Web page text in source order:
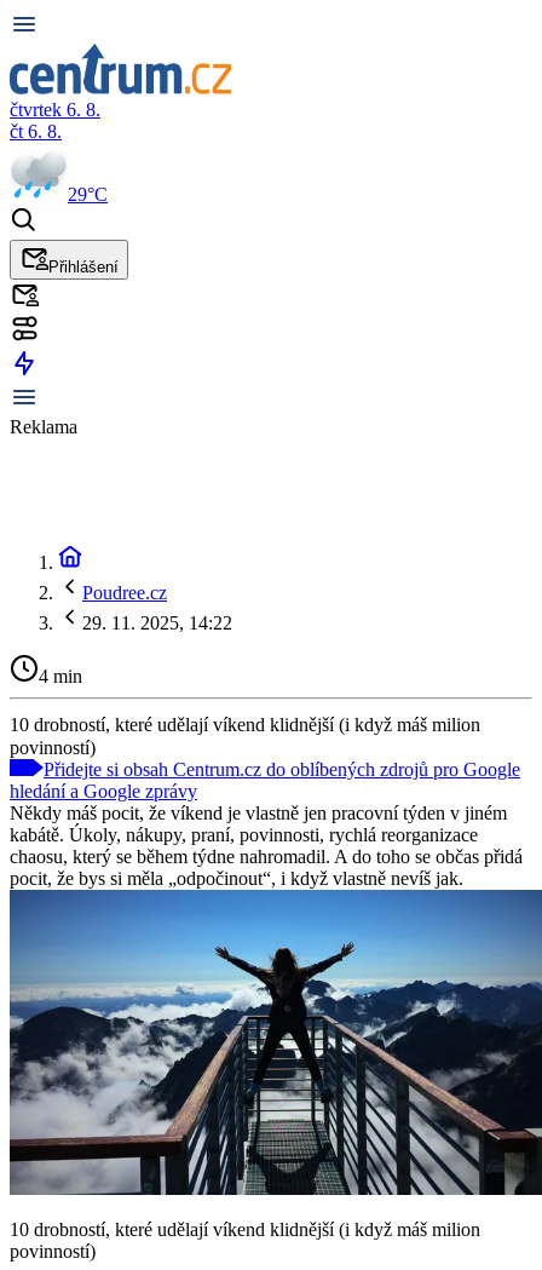
čtvrtek 6. 8.
čt 6. 8.
29°C
Přihlášení
Reklama
Poudree.cz
29. 11. 2025, 14:22
4 min
10 drobností, které udělají víkend klidnější (i když máš milion
povinností)
Přidejte si obsah Centrum.cz do oblíbených zdrojů pro Google
hledání a Google zprávy
Někdy máš pocit, že víkend je vlastně jen pracovní týden v jiném
kabátě. Úkoly, nákupy, praní, povinnosti, rychlá reorganizace
chaosu, který se během týdne nahromadil. A do toho se občas přidá
pocit, že bys si měla „odpočinout“, i když vlastně nevíš jak.
10 drobností, které udělají víkend klidnější (i když máš milion
povinností)